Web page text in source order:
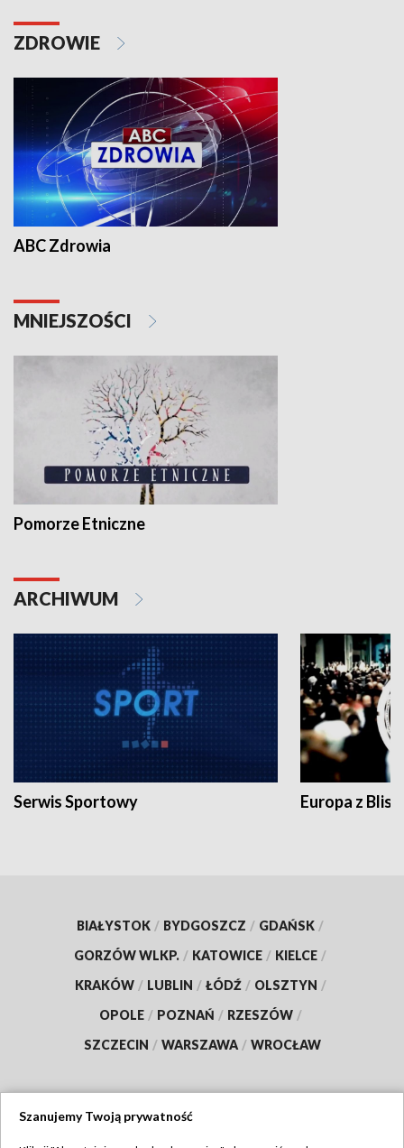
ZDROWIE
ABC Zdrowia
MNIEJSZOŚCI
Pomorze Etniczne
ARCHIWUM
Serwis Sportowy Europa z
BIAŁYSTOK / BYDGOSZCZ / GDAŃSK /
GORZÓW WLKP. / KATOWICE / KIELCE /
KRAKÓW / LUBLIN / ŁÓDŹ / OLSZTYN /
OPOLE / POZNAŃ / RZESZÓW /
SZCZECIN / WARSZAWA / WROCŁAW
Szanujemy Twoją prywatność